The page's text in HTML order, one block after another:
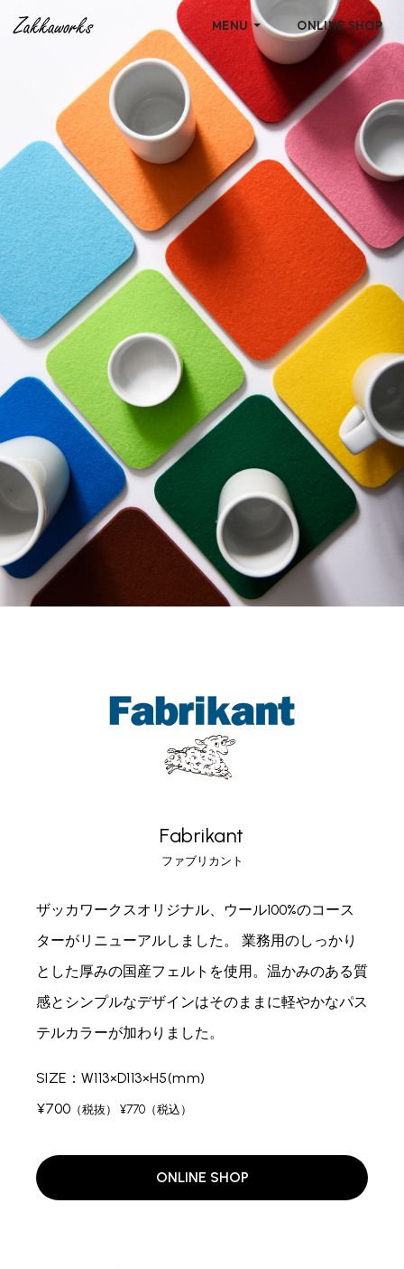
MENU ONLINE SHOP
Fabrikant
ファブリカント
ザッカワークスオリジナル、ウール100%のコース
ターがリニューアルしました。
業務用のしっかり
とした厚みの国産フェルトを使用。 温かみのある質
感とシンプルなデザインはそのままに軽やかなパス
テルカラーが加わりました。
SIZE：W113×D113×H5(mm)
¥700 （税抜） ¥770（税込）
ONLINE SHOP